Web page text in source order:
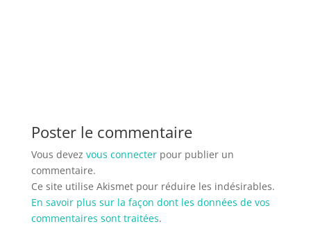
Poster le commentaire
Vous devez vous connecterpour publier un
commentaire.
Ce site utilise Akismet pour réduire les indésirables.
En savoir plus sur la façon dont les données de vos
commentaires sont traitées.